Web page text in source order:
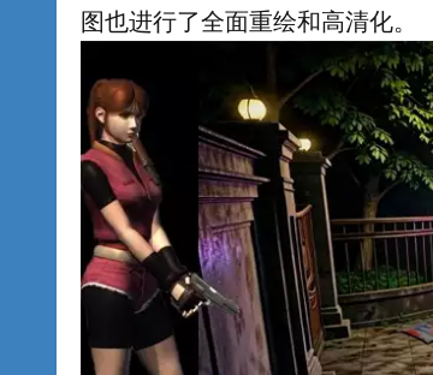
图也进行了全面重绘和高清化。